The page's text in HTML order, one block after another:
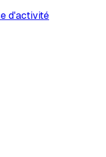
d'activité